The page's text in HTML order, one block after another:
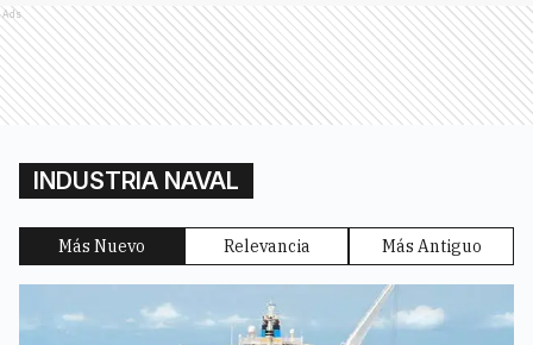
Ads
INDUSTRIA NAVAL
Más Nuevo Relevancia Más Antiguo